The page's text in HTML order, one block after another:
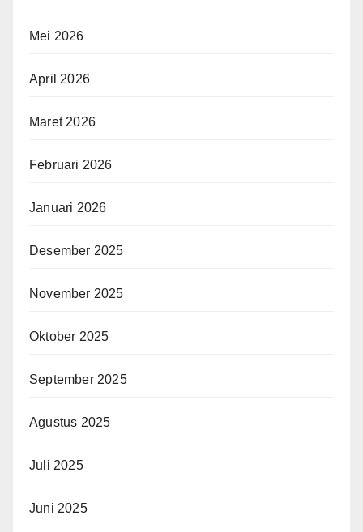
Mei 2026
April 2026
Maret 2026
Februari 2026
Januari 2026
Desember 2025
November 2025
Oktober 2025
September 2025
Agustus 2025
Juli 2025
Juni 2025